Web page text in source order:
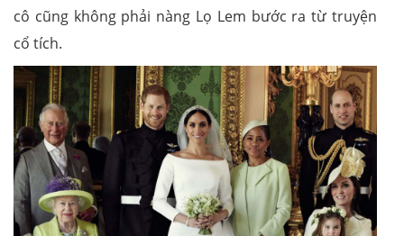
cô cũng không phải nàng Lọ Lem bước ra từ truyện
cổ tích.